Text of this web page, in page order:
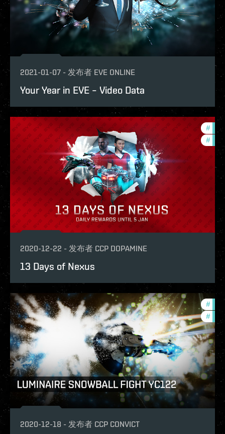
2021-01-07 - 发布者 EVE ONLINE
Your Year in EVE – Video Data
# in-
#
2020-12-22 - 发布者 CCP DOPAMINE
13 Days of Nexus
#
#
2020-12-18 - 发布者 CCP CONVICT